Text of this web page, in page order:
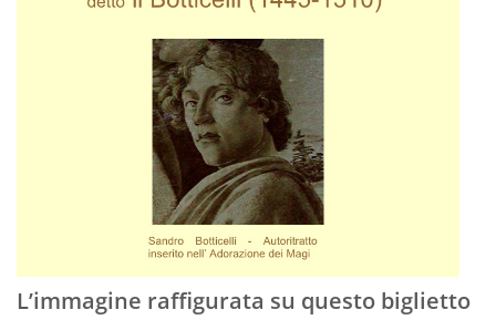
L’immagine raffigurata su questo biglietto